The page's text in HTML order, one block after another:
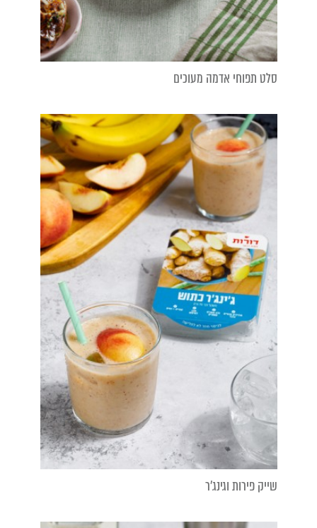
סלט תפוחי אדמה מעוכים
שייק פירות וגינג'ר